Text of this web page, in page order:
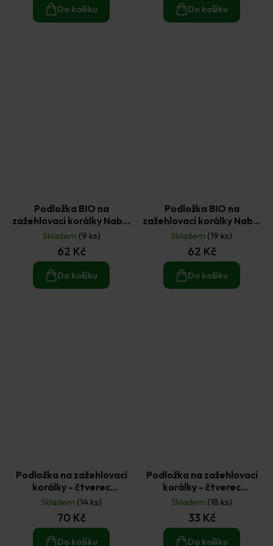
Do košíku Do košíku
Podložka BIO na
zažehlovací korálky Nabbi
bio - veverka (1ks)
Skladem (9 ks)
62 Kč
Do košíku
Podložka BIO na
zažehlovací korálky Nabbi
bio - žába (1ks)
Skladem (19 ks)
62 Kč
Do košíku
Podložka na zažehlovací
korálky - čtverec
14,5x14,5cm (1ks)
Skladem (14 ks)
70 Kč
Do košíku
Podložka na zažehlovací
korálky - čtverec
9,5×9,5cm (1ks)
Skladem (18 ks)
33 Kč
Do košíku